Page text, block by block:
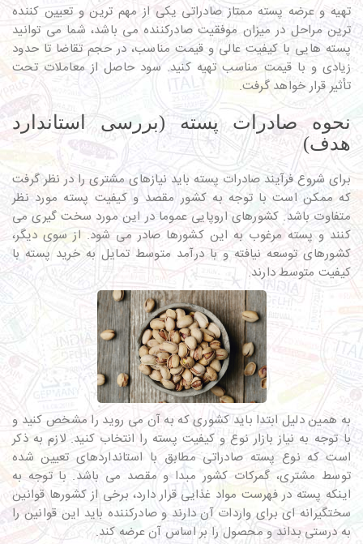
تهیه و عرضه پسته ممتاز صادراتی یکی از مهم ترین و تعیین کننده
ترین مراحل در میزان موفقیت صادرکننده می باشد، شما می توانید
پسته هایی با کیفیت عالی و قیمت مناسب، در حجم تقاضا تا حدود
زیادی و با قیمت مناسب تهیه کنید. سود حاصل از معاملات تحت
تأثیر قرار خواهد گرفت.
نحوه صادرات پسته (بررسی استاندارد
هدف)
برای شروع فرآیند صادرات پسته باید نیازهای مشتری را در نظر گرفت
که ممکن است با توجه به کشور مقصد و کیفیت پسته مورد نظر
متفاوت باشد. کشورهای اروپایی عموما در این مورد سخت گیری می
کنند و پسته مرغوب به این کشورها صادر می شود. از سوی دیگر،
کشورهای توسعه نیافته و با درآمد متوسط ​​تمایل به خرید پسته با
کیفیت متوسط ​​دارند.
به همین دلیل ابتدا باید کشوری که به آن می روید را مشخص کنید و
با توجه به نیاز بازار نوع و کیفیت پسته را انتخاب کنید. لازم به ذکر
است که نوع پسته صادراتی مطابق با استانداردهای تعیین شده
توسط مشتری، گمرکات کشور مبدا و مقصد می باشد. با توجه به
اینکه پسته در فهرست مواد غذایی قرار دارد، برخی از کشورها قوانین
سختگیرانه ای برای واردات آن دارند و صادرکننده باید این قوانین را
به درستی بداند و محصول را بر اساس آن عرضه کند.